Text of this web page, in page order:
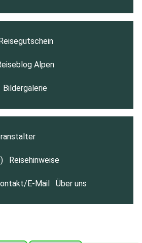
Alpen
Bildergalerie
Reisehinweise
E-Mail Über uns